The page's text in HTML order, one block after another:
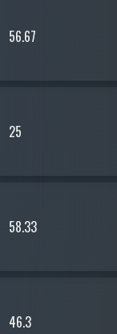
56.67
25
58.33
46.3